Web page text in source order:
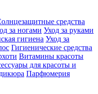
средства
за ногами Уход за руками
гигиена Уход за
Гигиенические средства
Витамины красоты
для красоты и
Парфюмерия